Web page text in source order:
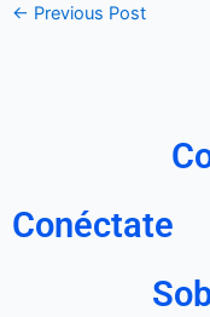
← Previous Post
Conéctate